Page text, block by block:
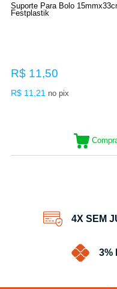
Suporte Para Bolo
Festplastik
R$ 11,50
R$ 11,21 no pix
4X SEM
3%